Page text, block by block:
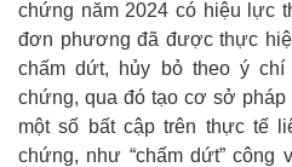
chứng năm 2024 có hiệu lực
đơn phương đã được thực
chấm dứt, hủy bỏ theo ý
chứng, qua đó tạo cơ sở pháp
một số bất cập trên thực tế
chứng, như “chấm dứt” công